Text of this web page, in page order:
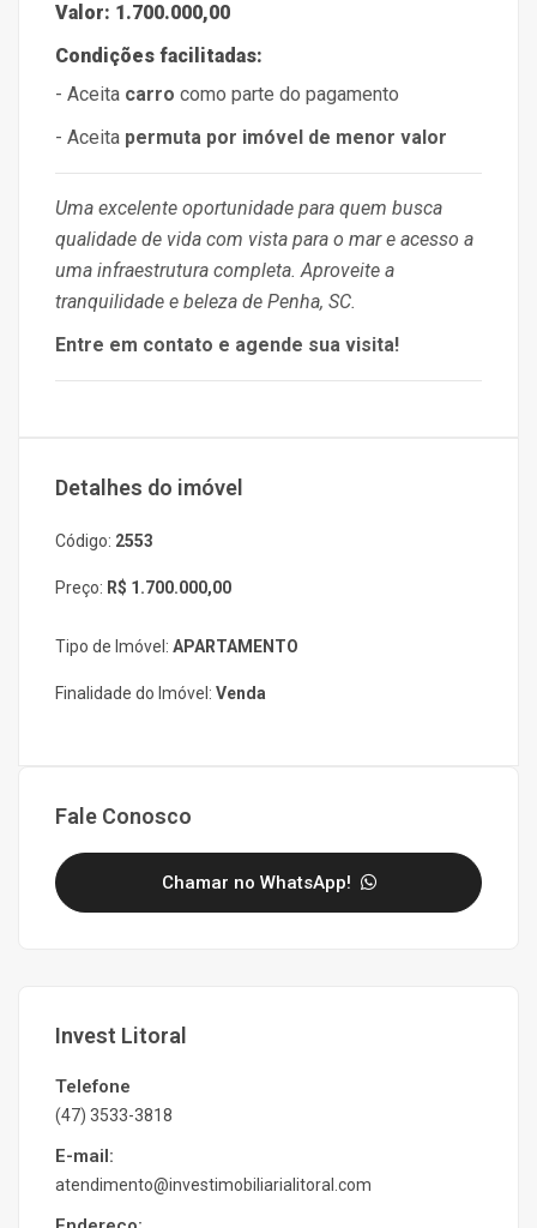
Valor: 1.700.000,00
Condições facilitadas:
- Aceita carro como parte do pagamento
- Aceita permuta por imóvel de menor valor
Uma excelente oportunidade para quem busca
qualidade de vida com vista para o mar e acesso a
uma infraestrutura completa. Aproveite a
tranquilidade e beleza de Penha, SC.
Entre em contato e agende sua visita!
Detalhes do imóvel
Código: 2553
Preço: R$ 1.700.000,00
Tipo de Imóvel: APARTAMENTO
Finalidade do Imóvel: Venda
Fale Conosco
Chamar no WhatsApp!
Invest Litoral
Telefone
(47) 3533-3818
E-mail:
atendimento@investimobiliarialitoral.com